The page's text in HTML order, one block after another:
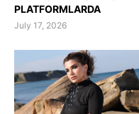
PLATFORMLARDA
July 17, 2026